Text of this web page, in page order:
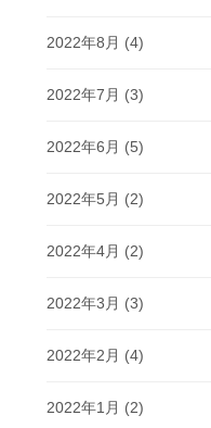
2022年8月 (4)
2022年7月 (3)
2022年6月 (5)
2022年5月 (2)
2022年4月 (2)
2022年3月 (3)
2022年2月 (4)
2022年1月 (2)